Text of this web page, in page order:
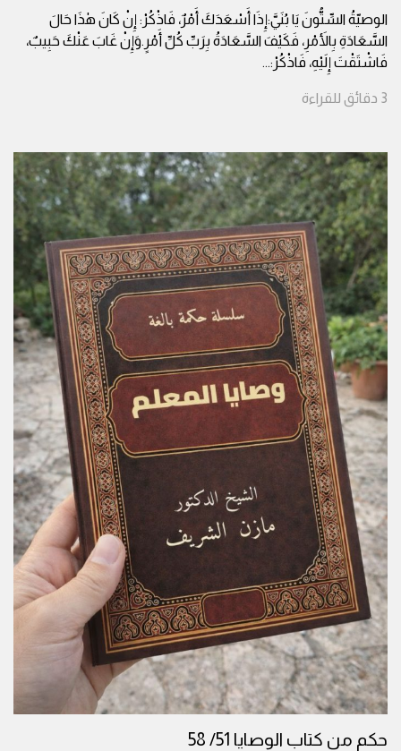
الوصيّةُ السِّتُّونَ يَا بُنَيَّ:إِذَا أَسْعَدَكَ أَمْرٌ، فَاذْكُرْ: إِنْ كَانَ هٰذَا حَالَ
السَّعَادَةِ بِالأَمْرِ، فَكَيْفَ السَّعَادَةُ بِرَبِّ كُلِّ أَمْرٍ.وَإِنْ غَابَ عَنْكَ حَبِيبٌ،
فَاشْتَقْتَ إِلَيْهِ، فَاذْكُرْ:...
3 دقائق للقراءة
حكم من كتاب الوصايا 51/ 58